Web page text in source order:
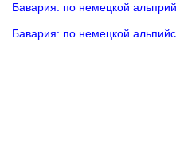
Бавария: по немецкой
Бавария: по немецкой